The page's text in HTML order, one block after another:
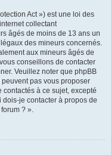
Act ») est une loi des
collectant
âgés de moins de 13 ans un
des mineurs concernés.
aux mineurs âgés de
conseillons de contacter
Veuillez noter que phpBB
pas vous proposer
contactés à ce sujet, excepté
dois-je contacter à propos de
? ».